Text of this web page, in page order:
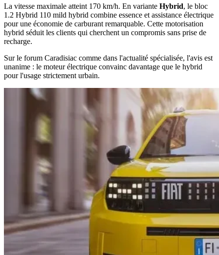
La vitesse maximale atteint 170 km/h. En variante Hybrid, le bloc
1.2 Hybrid 110 mild hybrid combine essence et assistance électrique
pour une économie de carburant remarquable. Cette motorisation
hybrid séduit les clients qui cherchent un compromis sans prise de
recharge.
Sur le forum Caradisiac comme dans l'actualité spécialisée, l'avis est
unanime : le moteur électrique convainc davantage que le hybrid
pour l'usage strictement urbain.